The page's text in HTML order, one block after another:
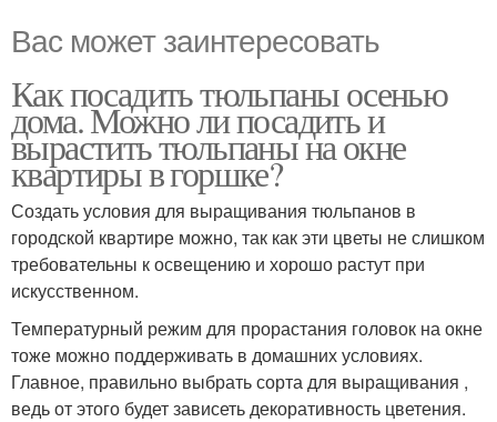
Вас может заинтересовать
Как посадить тюльпаны осенью
дома. Можно ли посадить и
вырастить тюльпаны на окне
квартиры в горшке?
Создать условия для выращивания тюльпанов в
городской квартире можно, так как эти цветы не слишком
требовательны к освещению и хорошо растут при
искусственном.
Температурный режим для прорастания головок на окне
тоже можно поддерживать в домашних условиях.
Главное, правильно выбрать сорта для выращивания ,
ведь от этого будет зависеть декоративность цветения.